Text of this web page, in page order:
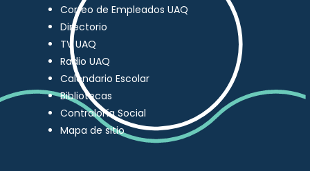
Correo de Empleados UAQ
Directorio
TV UAQ
Radio UAQ
Calendario Escolar
Bibliotecas
Contraloría Social
Mapa de sitio